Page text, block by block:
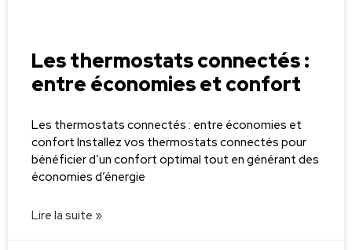
Les thermostats connectés :
entre économies et confort
Les thermostats connectés : entre économies et
confort Installez vos thermostats connectés pour
bénéficier d’un confort optimal tout en générant des
économies d’énergie
Lire la suite »